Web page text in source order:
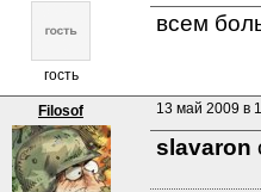
гость
всем
Filosof 13 май 2009 в
slavaron